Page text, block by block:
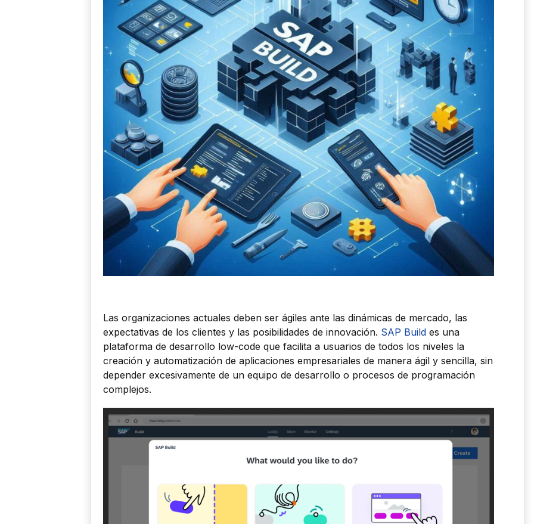
Las organizaciones actuales deben ser ágiles ante las dinámicas de mercado, las
expectativas de los clientes y las posibilidades de innovación. SAP Build es una
plataforma de desarrollo low-code que facilita a usuarios de todos los niveles la
creación y automatización de aplicaciones empresariales de manera ágil y sencilla, sin
depender excesivamente de un equipo de desarrollo o procesos de programación
complejos.